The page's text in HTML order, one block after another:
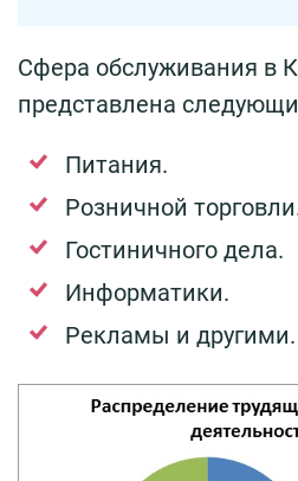
Сфера обслуживания в
представлена
Питания.
Розничной
Гостиничного дела.
Информатики.
Рекламы и другими.